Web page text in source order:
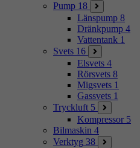
Pump 18
Länspump 8
Dränkpump 4
Vattentank 1
Svets 16
Elsvets 4
Rörsvets 8
Migsvets 1
Gassvets 1
Tryckluft 5
Kompressor 5
Bilmaskin 4
Verktyg 38